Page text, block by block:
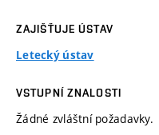
ZAJIŠŤUJE ÚSTAV
Letecký ústav
VSTUPNÍ ZNALOSTI
Žádné zvláštní požadavky.